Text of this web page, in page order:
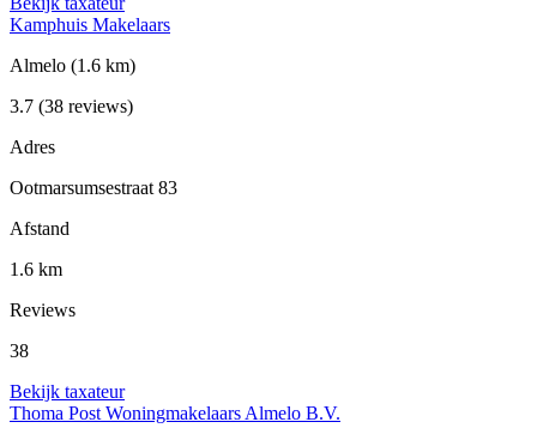
Kamphuis Makelaars
Almelo (1.6 km)
3.7 (38 reviews)
Adres
Ootmarsumsestraat 83
Afstand
1.6 km
Reviews
38
Bekijk taxateur
Thoma Post Woningmakelaars Almelo B.V.